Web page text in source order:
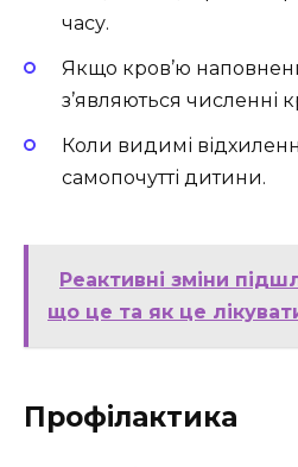
часу.
Якщо кров’ю
з’являються численні
Коли видимі
самопочутті дитини.
Реактивні зміни
що це та як це
Профілактика